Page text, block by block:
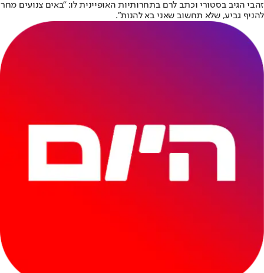
זהבי הגיב בסטורי וכתב לרם בתחרותיות האופיינית לו: "באים צנועים מחר
להניף גביע, שלא תחשוב שאני בא להנות".